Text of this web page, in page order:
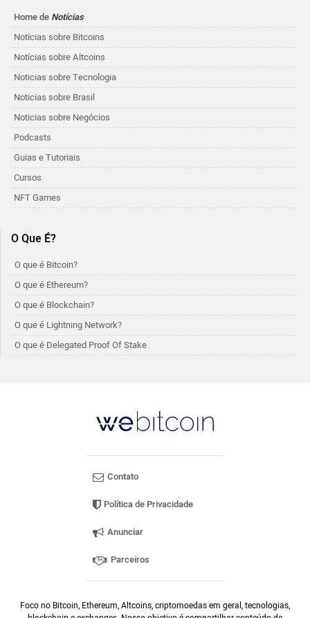
Home de Notícias
Notícias sobre Bitcoins
Notícias sobre Altcoins
Noticias sobre Tecnologia
Noticias sobre Brasil
Noticias sobre Negócios
Podcasts
Guias e Tutoriais
Cursos
NFT Games
O Que É?
O que é Bitcoin?
O que é Ethereum?
O que é Blockchain?
O que é Lightning Network?
O que é Delegated Proof Of Stake
Contato
Política de Privacidade
Anunciar
Parceiros
Foco no Bitcoin, Ethereum, Altcoins, criptomoedas em geral, tecnologias,